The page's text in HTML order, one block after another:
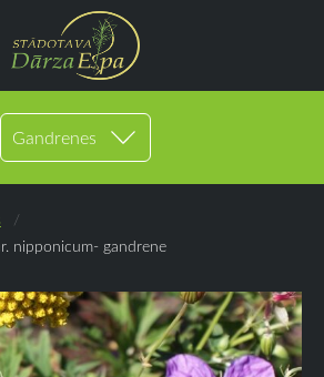
Gandrenes
nipponicum- gandrene